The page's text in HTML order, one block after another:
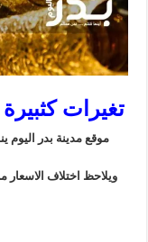
تغيرات
موقع مدينة بدر
ويلاحظ اختلاف الاسعار